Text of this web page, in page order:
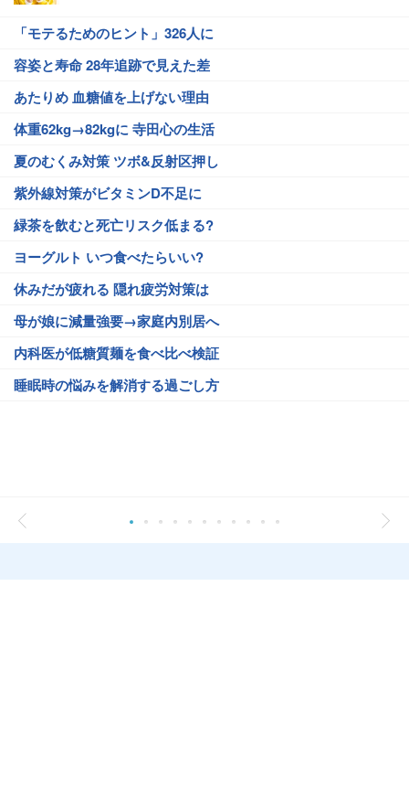
「モテるためのヒント」326人に
容姿と寿命 28年追跡で見えた差
あたりめ 血糖値を上げない理由
体重62kg→82kgに 寺田心の生活
夏のむくみ対策 ツボ&反射区押し
紫外線対策がビタミンD不足に
緑茶を飲むと死亡リスク低まる?
ヨーグルト いつ食べたらいい?
休みだが疲れる 隠れ疲労対策は
母が娘に減量強要→家庭内別居へ
内科医が低糖質麺を食べ比べ検証
睡眠時の悩みを解消する過ごし方